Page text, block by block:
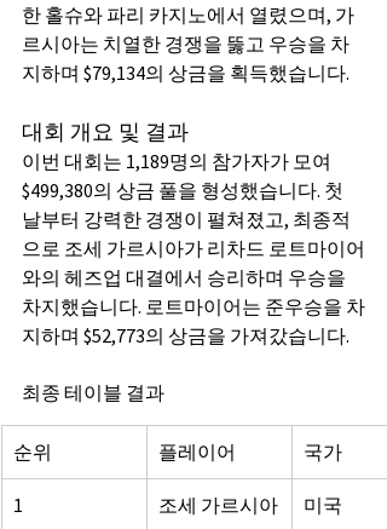
한 홀슈와 파리 카지노에서 열렸으며, 가
르시아는 치열한 경쟁을 뚫고 우승을 차
지하며 $79,134의 상금을 획득했습니다.
대회 개요 및 결과
이번 대회는 1,189명의 참가자가 모여
$499,380의 상금 풀을 형성했습니다. 첫
날부터 강력한 경쟁이 펼쳐졌고, 최종적
으로 조세 가르시아가 리차드 로트마이어
와의 헤즈업 대결에서 승리하며 우승을
차지했습니다. 로트마이어는 준우승을 차
지하며 $52,773의 상금을 가져갔습니다.
최종 테이블 결과
순위 플레이어 국가
1 조세 가르시아 미국